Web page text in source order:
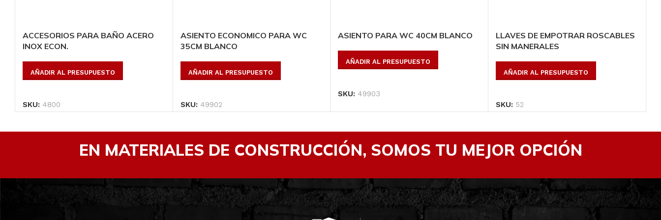
ACCESORIOS PARA BAÑO ACERO
INOX ECON.
AÑADIR AL PRESUPUESTO
SKU: 4800
ASIENTO ECONOMICO PARA WC
35CM BLANCO
AÑADIR AL PRESUPUESTO
SKU: 49902
ASIENTO PARA WC 40CM BLANCO
AÑADIR AL PRESUPUESTO
SKU: 49903
LLAVES DE EMPOTRAR ROSCABLES
SIN MANERALES
AÑADIR AL PRESUPUESTO
SKU: 52
EN MATERIALES DE CONSTRUCCIÓN, SOMOS TU MEJOR OPCIÓN